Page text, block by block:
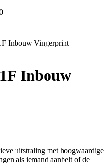
Inbouw Vingerprint
Inbouw
uitstraling met hoogwaardige
als iemand aanbelt of de